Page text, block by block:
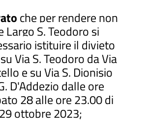
che per rendere non
S. Teodoro si
istituire il divieto
Via S. Teodoro da Via
e su Via S. Dionisio
D'Addezio dalle ore
28 alle ore 23.00 di
ottobre 2023;